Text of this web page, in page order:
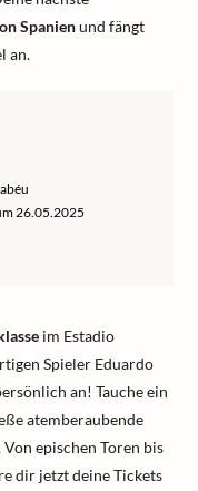
Spanienund fängt
an.
26.05.2025
im Estadio
Spieler Eduardo
an! Tauche ein
atemberaubende
epischen Toren bis
dir jetzt deine Tickets